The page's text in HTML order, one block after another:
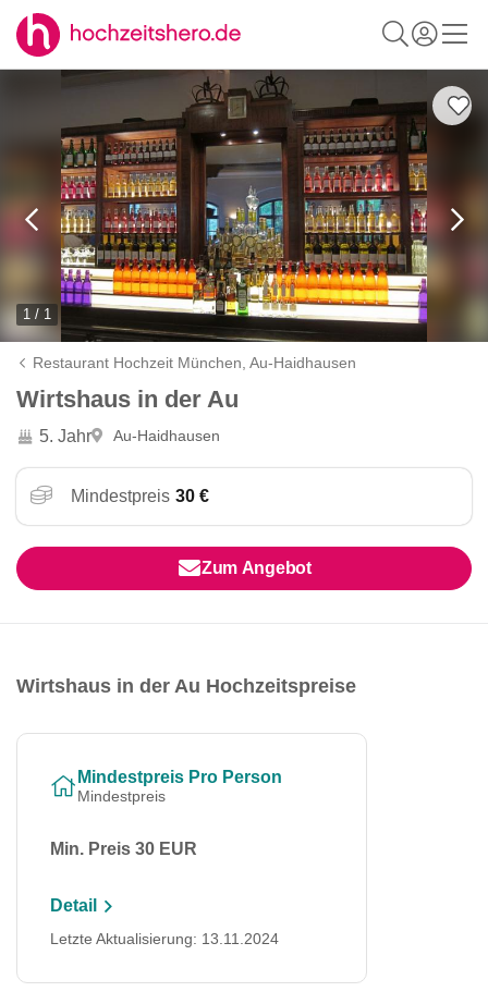
1 / 1
Restaurant Hochzeit München,Au-Haidhausen
Wirtshaus in der Au
5. Jahr Au-Haidhausen
Mindestpreis 30 €
Zum Angebot
Wirtshaus in der Au Hochzeitspreise
Mindestpreis Pro Person
Mindestpreis
Min. Preis 30 EUR
Detail
Letzte Aktualisierung: 13.11.2024